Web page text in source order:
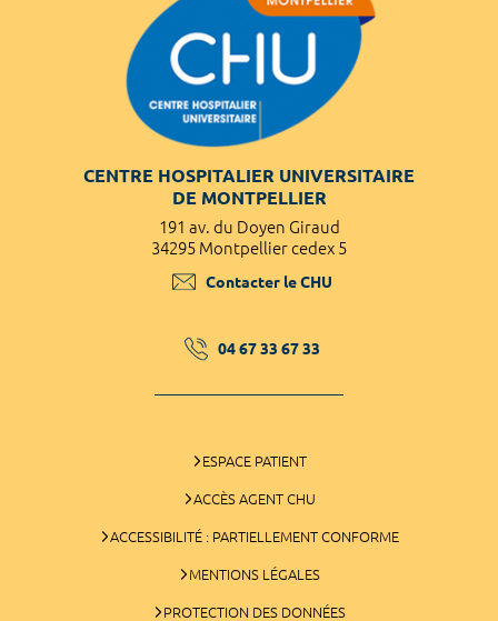
CENTRE HOSPITALIER UNIVERSITAIRE
DE MONTPELLIER
191 av. du Doyen Giraud
34295 Montpellier cedex 5
Contacter le CHU
04 67 33 67 33
ESPACE PATIENT
ACCÈS AGENT CHU
ACCESSIBILITÉ : PARTIELLEMENT CONFORME
MENTIONS LÉGALES
PROTECTION DES DONNÉES